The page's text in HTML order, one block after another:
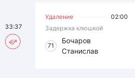
Удаление
02:00
Задержка клюшкой
71
Бочаров
Станислав
33:37